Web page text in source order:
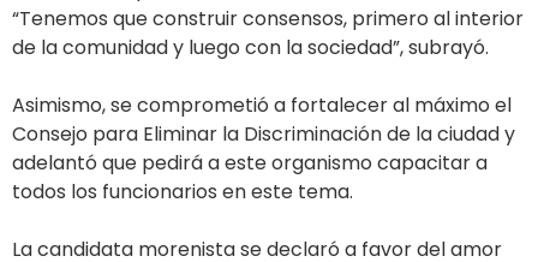
“Tenemos que construir consensos, primero al interior
de la comunidad y luego con la sociedad”, subrayó.
Asimismo, se comprometió a fortalecer al máximo el
Consejo para Eliminar la Discriminación de la ciudad y
adelantó que pedirá a este organismo capacitar a
todos los funcionarios en este tema.
La candidata morenista se declaró a favor del amor